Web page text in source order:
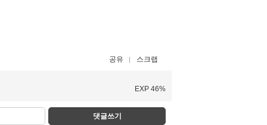
공유 스크랩
EXP 46%
댓글쓰기